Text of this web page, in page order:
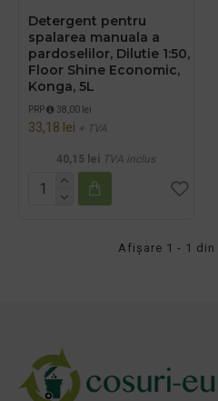
Detergent pentru
spalarea manuala a
pardoselilor, Dilutie 1:50,
Floor Shine Economic,
Konga, 5L
PRP 38,00 lei
33,18 lei + TVA
40,15 lei TVA inclus
Afişare 1 - 1